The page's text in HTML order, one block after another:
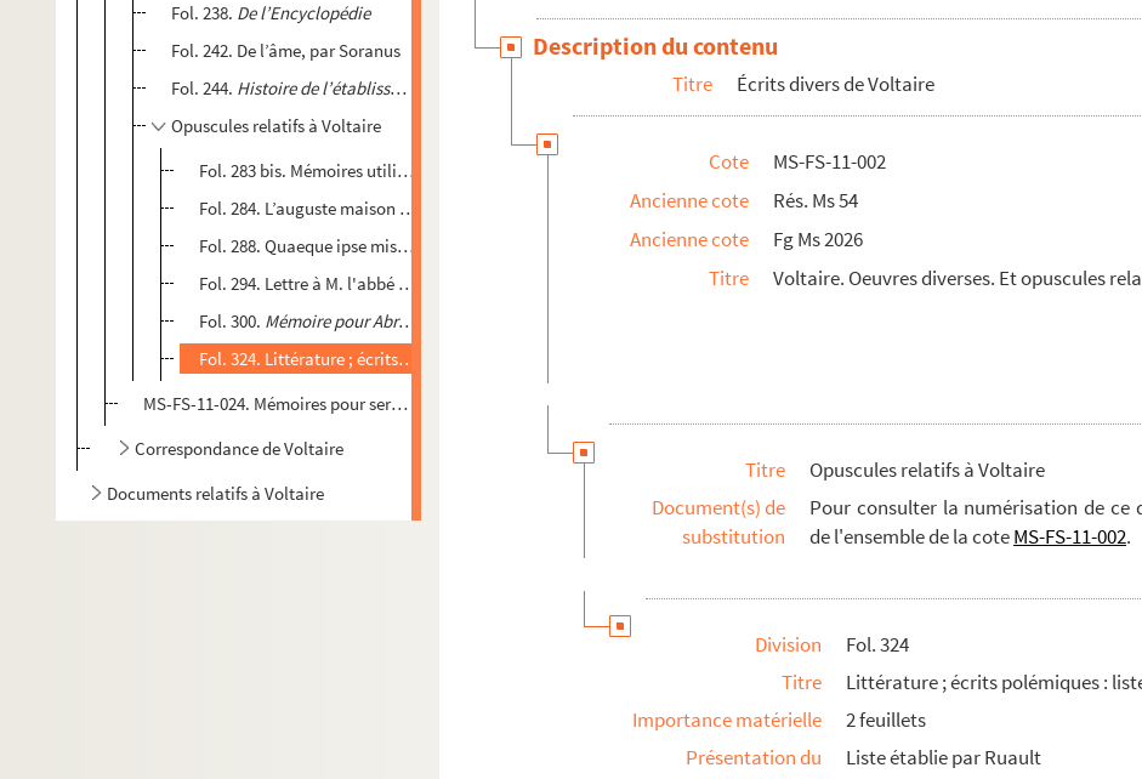
Fol. 238. De l’Encyclopédie
Fol. 242. De l’âme, par Soranus
Fol. 244. Histoire de l’établissement du christianisme
Opuscules relatifs à Voltaire
Fol. 283 bis. Mémoires utilisés par Voltaire
Fol. 284. L’auguste maison de Leszczynski, aux armes de Wieniawa…
Fol. 288. Quaeque ipse miserrima vidi («Ceux qui connaissent les colonies de la Russie»)
Fol. 294. Lettre à M. l'abbé Desfontaines 1736
Fol. 300. Mémoire pour Abraham Chaumeix contre les prétendus philosophes Diderot et d’Alembert
Fol. 324. Littérature ; écrits polémiques : liste
MS-FS-11-024. Mémoires pour servir à la vie de M. de Voltaire écrits par lui-même
Correspondance de Voltaire
Documents relatifs à Voltaire
Description du contenu
Titre Écrits divers de Voltaire
Cote
MS-FS-11-002
Ancienne cote
Rés. Ms 54
Ancienne cote
Fg Ms 2026
Titre
Voltaire. Oeuvres diverses. Et opuscules
Titre
Opuscules relatifs à Voltaire
Document(s) de
substitution
Pour consulter la numérisation de
de l'ensemble de la coteMS-FS-11-002.
Division
Fol. 324
Titre
Littérature ; écrits polémiques :
Importance matérielle
2 feuillets
Présentation du
Liste établie par Ruault